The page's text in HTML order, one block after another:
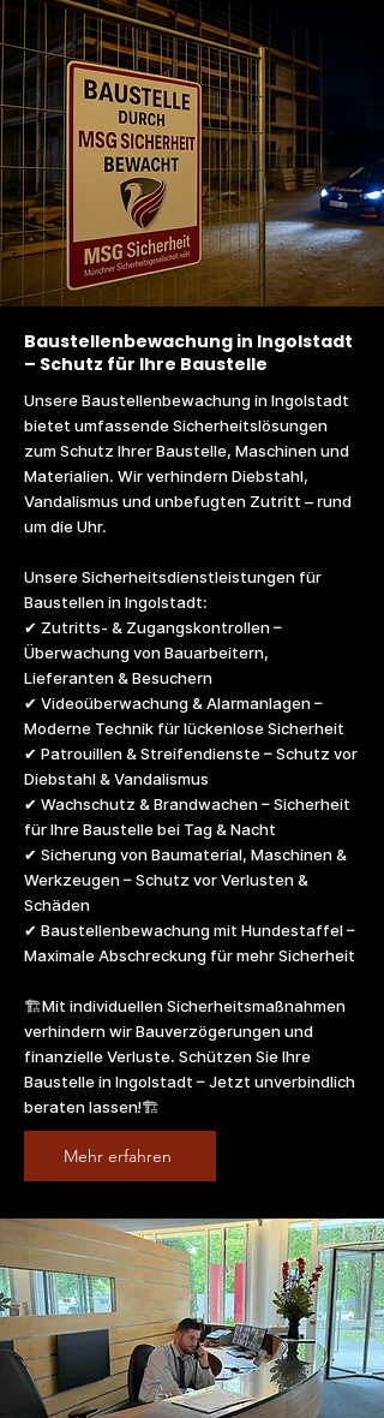
Baustellenbewachung in Ingolstadt
– Schutz für Ihre Baustelle
Unsere Baustellenbewachung in Ingolstadt
bietet umfassende Sicherheitslösungen
zum Schutz Ihrer Baustelle, Maschinen und
Materialien. Wir verhindern Diebstahl,
Vandalismus und unbefugten Zutritt – rund
um die Uhr.
Unsere Sicherheitsdienstleistungen für
Baustellen in Ingolstadt:
✔ Zutritts- & Zugangskontrollen –
Überwachung von Bauarbeitern,
Lieferanten & Besuchern
✔ Videoüberwachung & Alarmanlagen –
Moderne Technik für lückenlose Sicherheit
✔ Patrouillen & Streifendienste – Schutz vor
Diebstahl & Vandalismus
✔ Wachschutz & Brandwachen – Sicherheit
für Ihre Baustelle bei Tag & Nacht
✔ Sicherung von Baumaterial, Maschinen &
Werkzeugen – Schutz vor Verlusten &
Schäden
✔ Baustellenbewachung mit Hundestaffel –
Maximale Abschreckung für mehr Sicherheit
🏗️Mit individuellen Sicherheitsmaßnahmen
verhindern wir Bauverzögerungen und
finanzielle Verluste. Schützen Sie Ihre
Baustelle in Ingolstadt – Jetzt unverbindlich
beraten lassen!🏗️
Mehr erfahren